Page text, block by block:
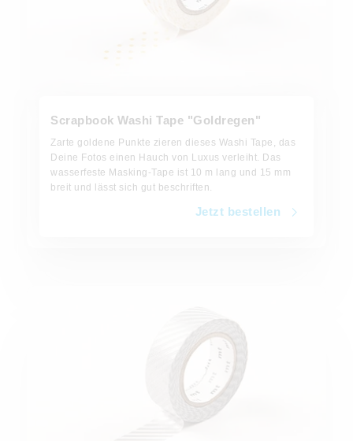
Scrapbook Washi Tape "Goldregen"
Zarte goldene Punkte zieren dieses Washi Tape, das
Deine Fotos einen Hauch von Luxus verleiht. Das
wasserfeste Masking-Tape ist 10 m lang und 15 mm
breit und lässt sich gut beschriften.
Jetzt bestellen